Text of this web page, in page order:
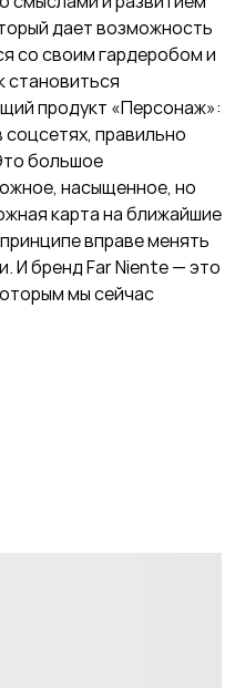
дает возможность
со своим гардеробом и
становиться
продукт «Персонаж»:
правильно
большое
насыщенное, но
карта на ближайшие
вправе менять
И бренд Far Niente — это
мы сейчас